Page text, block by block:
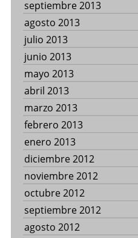
septiembre 2013
agosto 2013
julio 2013
junio 2013
mayo 2013
abril 2013
marzo 2013
febrero 2013
enero 2013
diciembre 2012
noviembre 2012
octubre 2012
septiembre 2012
agosto 2012